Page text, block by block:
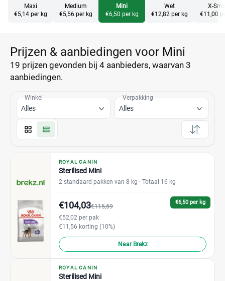
Maxi
€5,14 per kg
Medium
€5,56 per kg
Mini
€6,50 per kg
Wet
€12,82 per kg
X-
€11,00
Prijzen & aanbiedingen voor Mini
19 prijzen gevonden bij 4 aanbieders, waarvan 3
aanbiedingen.
Winkel
Alles
Verpakking
Alles
ROYAL CANIN
Sterilised Mini
2 standaard pakken van 8 kg · Totaal 16 kg
€6,50 per kg
€104,03€115,59
€52,02 per pak
€11,56 korting (10%)
Naar Brekz
ROYAL CANIN
Sterilised Mini